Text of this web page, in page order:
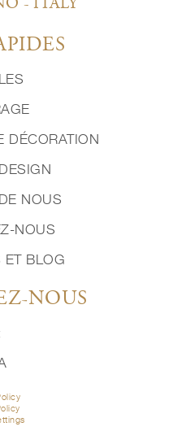
- ITALY
DÉCORATION
NOUS
NOUS
ET BLOG
NOUS